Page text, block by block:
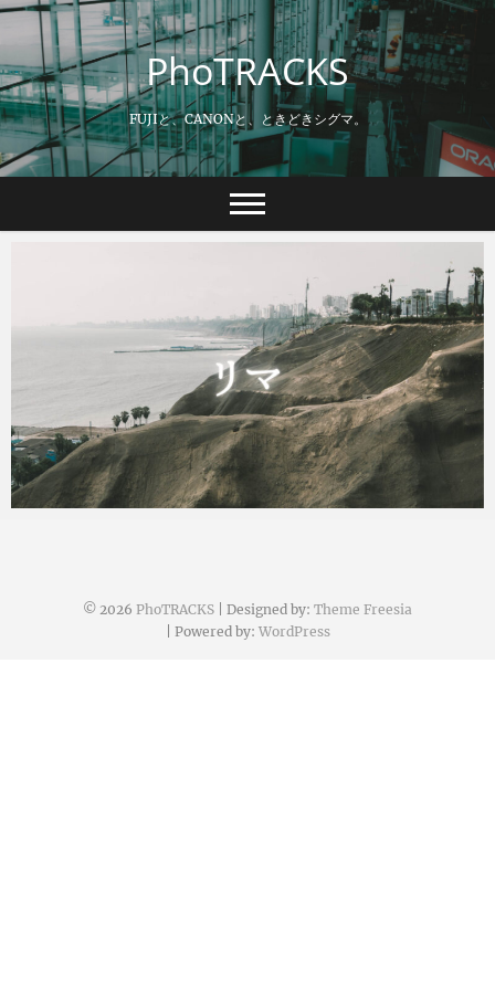
Skip
content
PhoTRACKS
FUJIと、CANONと、ときどきシグマ。
© 2026 PhoTRACKS | Designed by: Theme Freesia
| Powered by: WordPress